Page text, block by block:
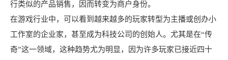
行类似的产品销售，因而转变为商户身份。
在游戏行业中，可以看到越来越多的玩家转型为主播或创办小
工作室的企业家，甚至成为科技公司的创始人。尤其是在“传
奇”这一领域，这种趋势尤为明显，因为许多玩家已接近四十